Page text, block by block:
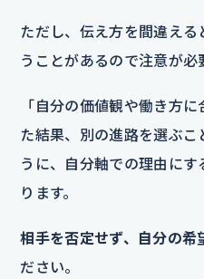
ただし、伝え方を間違える
うことがあるので注意が必
「自分の価値観や働き方
た結果、別の進路を選ぶ
うに、自分軸での理由に
ります。
相手を否定せず、自分の希
ださい。